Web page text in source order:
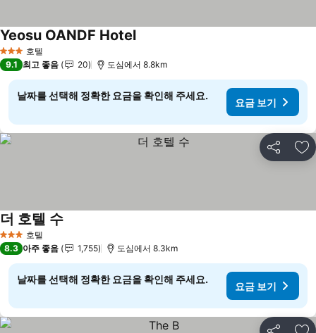
3 성급 호텔
Yeosu OANDF Hotel
9.1 최고 좋음 20 도심에서 8.8km
날짜를 선택해 정확한 요금을 확인해 주세요.
요금 보기
공유 즐
3 성급 호텔
더 호텔 수
8.3 아주 좋음 1,755 도심에서 8.3km
날짜를 선택해 정확한 요금을 확인해 주세요.
요금 보기